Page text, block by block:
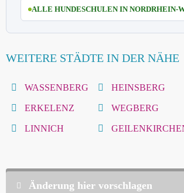
ALLE HUNDESCHULEN IN NORDRHEIN-
WEITERE STÄDTE IN DER NÄHE
WASSENBERG
ERKELENZ
LINNICH
HEINSBERG
WEGBERG
Änderung hier vorschlagen